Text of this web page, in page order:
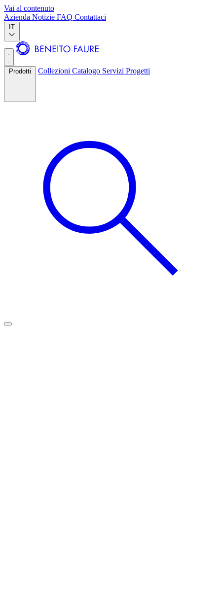
Vai al contenuto
Azienda Notizie FAQ Contattaci
IT
Prodotti Collezioni Catalogo Servizi Progetti